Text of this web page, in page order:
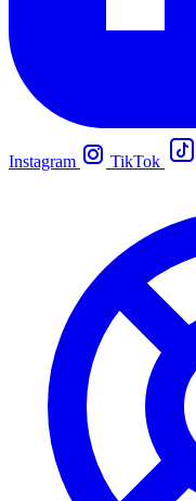
Instagram TikTok